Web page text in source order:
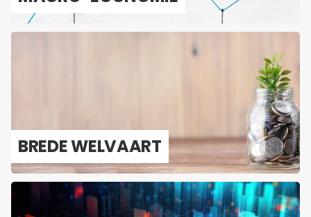
BREDE WEL­VAART